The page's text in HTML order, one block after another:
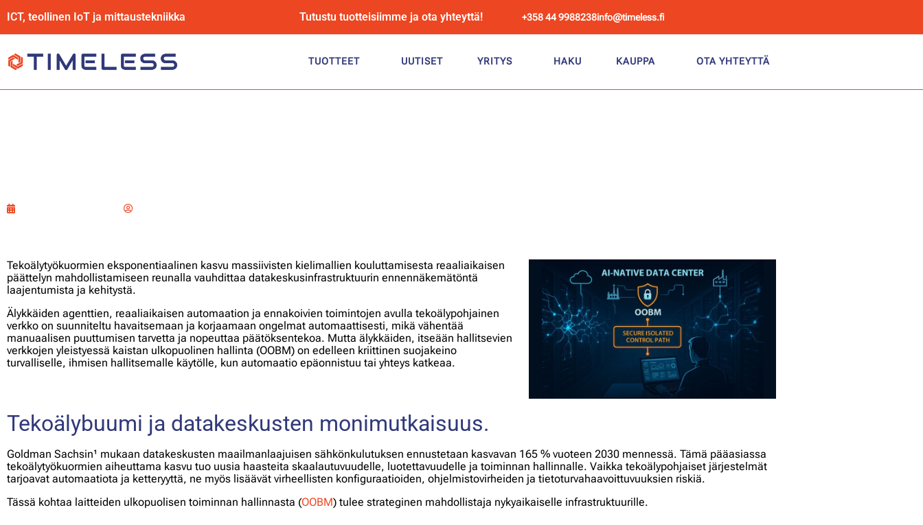
ICT, teollinen IoT ja mittaustekniikka Tutustu tuotteisiimme ja ota yhteyttä! +358 44 9988238info@timeless.fi
TUOTTEET UUTISET YRITYS HAKU KAUPPA OTA YHTEYTTÄ
Tekoälytyökuormien eksponentiaalinen kasvu massiivisten kielimallien kouluttamisesta reaaliaikaisen
päättelyn mahdollistamiseen reunalla vauhdittaa datakeskusinfrastruktuurin ennennäkemätöntä
laajentumista ja kehitystä.
Älykkäiden agenttien, reaaliaikaisen automaation ja ennakoivien toimintojen avulla tekoälypohjainen
verkko on suunniteltu havaitsemaan ja korjaamaan ongelmat automaattisesti, mikä vähentää
manuaalisen puuttumisen tarvetta ja nopeuttaa päätöksentekoa. Mutta älykkäiden, itseään hallitsevien
verkkojen yleistyessä kaistan ulkopuolinen hallinta (OOBM) on edelleen kriittinen suojakeino
turvalliselle, ihmisen hallitsemalle käytölle, kun automaatio epäonnistuu tai yhteys katkeaa.
Tekoälybuumi ja datakeskusten monimutkaisuus.
Goldman Sachsin¹ mukaan datakeskusten maailmanlaajuisen sähkönkulutuksen ennustetaan kasvavan 165 % vuoteen 2030 mennessä. Tämä pääasiassa
tekoälytyökuormien aiheuttama kasvu tuo uusia haasteita skaalautuvuudelle, luotettavuudelle ja toiminnan hallinnalle. Vaikka tekoälypohjaiset järjestelmät
tarjoavat automaatiota ja ketteryyttä, ne myös lisäävät virheellisten konfiguraatioiden, ohjelmistovirheiden ja tietoturvahaavoittuvuuksien riskiä.
Tässä kohtaa laitteiden ulkopuolisen toiminnan hallinnasta (OOBM) tulee strateginen mahdollistaja nykyaikaiselle infrastruktuurille.